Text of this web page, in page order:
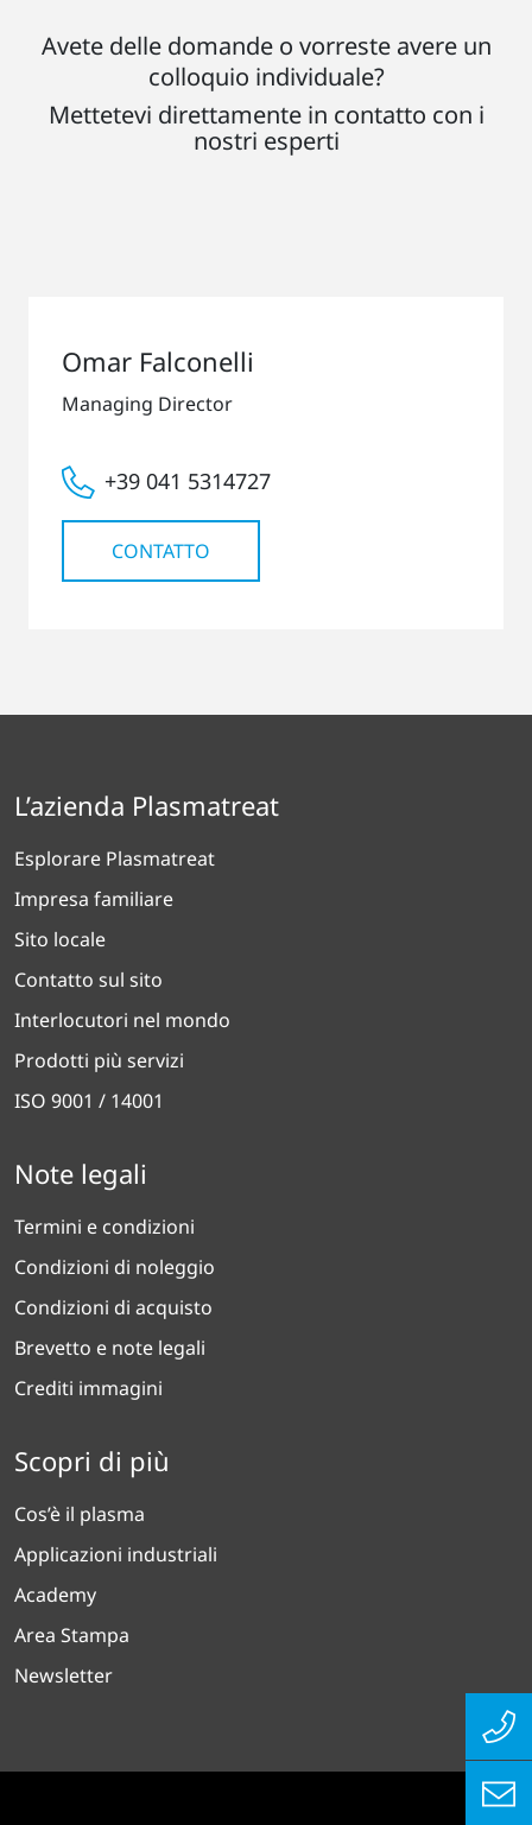
Avete delle domande o vorreste avere un
colloquio individuale?
Mettetevi direttamente in contatto con i
nostri esperti
Omar Falconelli
Managing Director
+39 041 5314727
CONTATTO
L’azienda Plasmatreat
Esplorare Plasmatreat
Impresa familiare
Sito locale
Contatto sul sito
Interlocutori nel mondo
Prodotti più servizi
ISO 9001 / 14001
Note legali
Termini e condizioni
Condizioni di noleggio
Condizioni di acquisto
Brevetto e note legali
Crediti immagini
Scopri di più
Cos’è il plasma
Applicazioni industriali
Academy
Area Stampa
Newsletter